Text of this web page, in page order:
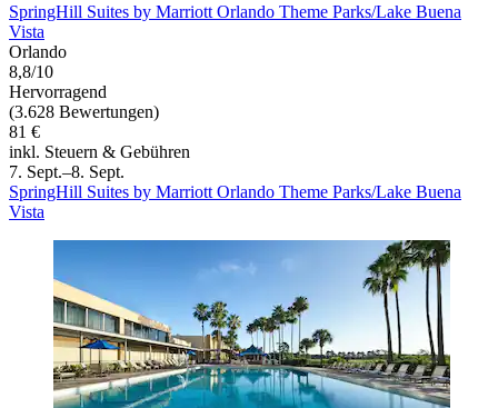
SpringHill Suites by Marriott Orlando Theme Parks/Lake Buena
Vista
Orlando
8,8/10
Hervorragend
(3.628 Bewertungen)
81 €
inkl. Steuern & Gebühren
7. Sept.–8. Sept.
SpringHill Suites by Marriott Orlando Theme Parks/Lake Buena
Vista